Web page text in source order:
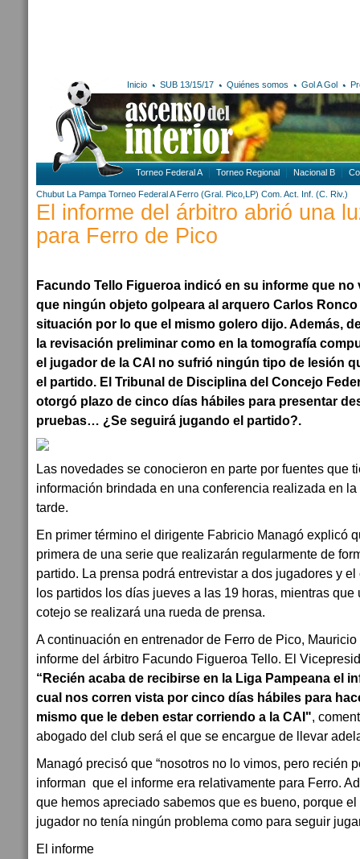
Inicio SUB 13/15/17 Quiénes somos Gol A Gol
Torneo Federal A Torneo Regional Nacional B
Chubut La Pampa Torneo Federal A Ferro (Gral. Pico,LP) Com. Act. Inf. (C. Riv.)
El informe del árbitro abrió una
para Ferro de Pico
Facundo Tello Figueroa indicó en su informe que no
que ningún objeto golpeara al arquero Carlos
situación por lo que el mismo golero dijo. Además,
la revisación preliminar como en la tomografía
el jugador de la CAI no sufrió ningún tipo de lesión
el partido. El Tribunal de Disciplina del Concejo
otorgó plazo de cinco días hábiles para presentar
pruebas… ¿Se seguirá jugando el partido?.
Las novedades se conocieron en parte por fuentes que
información brindada en una conferencia realizada en
tarde.
En primer término el dirigente Fabricio Managó explicó
primera de una serie que realizarán regularmente de
partido. La prensa podrá entrevistar a dos jugadores y
los partidos los días jueves a las 19 horas, mientras que
cotejo se realizará una rueda de prensa.
A continuación en entrenador de Ferro de Pico,
informe del árbitro Facundo Figueroa Tello. El
“Recién acaba de recibirse en la Liga Pampeana el
cual nos corren vista por cinco días hábiles para
mismo que le deben estar corriendo a la CAI",
abogado del club será el que se encargue de llevar
Managó precisó que “nosotros no lo vimos, pero recién
informan que el informe era relativamente para Ferro.
que hemos apreciado sabemos que es bueno, porque
jugador no tenía ningún problema como para seguir
El informe